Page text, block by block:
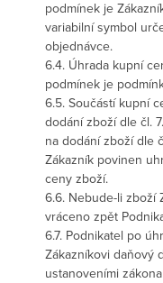
podmínek je
variabilní symbol
objednávce.
6.4. Úhrada kupní
podmínek je
6.5. Součástí kupní
dodání zboží dle čl.
na dodání zboží dle
Zákazník povinen
ceny zboží.
6.6. Nebude-li zboží
vráceno zpět
6.7. Podnikatel po
Zákazníkovi daňový
ustanoveními